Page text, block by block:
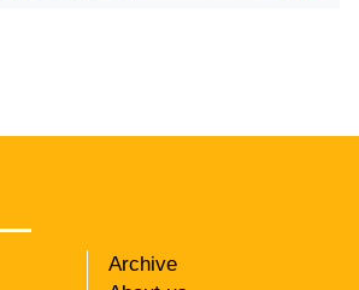
Archive